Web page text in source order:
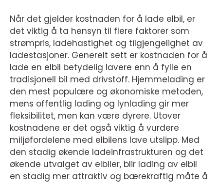
Når det gjelder kostnaden for å lade elbil, er
det viktig å ta hensyn til flere faktorer som
strømpris, ladehastighet og tilgjengelighet av
ladestasjoner. Generelt sett er kostnaden for å
lade en elbil betydelig lavere enn å fylle en
tradisjonell bil med drivstoff. Hjemmelading er
den mest populære og økonomiske metoden,
mens offentlig lading og lynlading gir mer
fleksibilitet, men kan være dyrere. Utover
kostnadene er det også viktig å vurdere
miljøfordelene med elbilens lave utslipp. Med
den stadig økende ladeinfrastrukturen og det
økende utvalget av elbiler, blir lading av elbil
en stadig mer attraktiv og bærekraftig måte å